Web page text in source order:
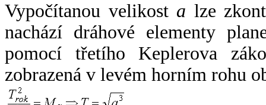
Vypočítanou velikost a lze
nachází dráhové elementy
pomocí třetího Keplerova
zobrazená v levém horním rohu